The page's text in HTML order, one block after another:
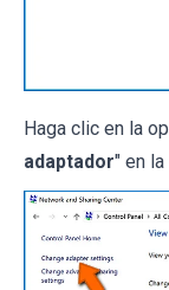
Haga clic en la
adaptador" en